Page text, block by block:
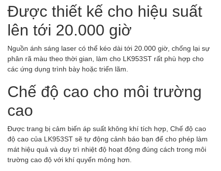
Được thiết kế cho hiệu suất
lên tới 20.000 giờ
Nguồn ánh sáng laser có thể kéo dài tới 20.000 giờ, chống lại sự
phân rã màu theo thời gian, làm cho LK953ST rất phù hợp cho
các ứng dụng trình bày hoặc triển lãm.
Chế độ cao cho môi trường
cao
Được trang bị cảm biến áp suất không khí tích hợp, Chế độ cao
độ cao của LK953ST sẽ tự động cảnh báo bạn để cho phép làm
mát hiệu quả và duy trì nhiệt độ hoạt động đúng cách trong môi
trường cao độ với khí quyển mỏng hơn.